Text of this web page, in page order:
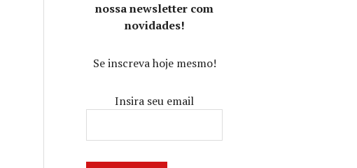
nossa newsletter com
novidades!
Se inscreva hoje mesmo!
Insira seu email